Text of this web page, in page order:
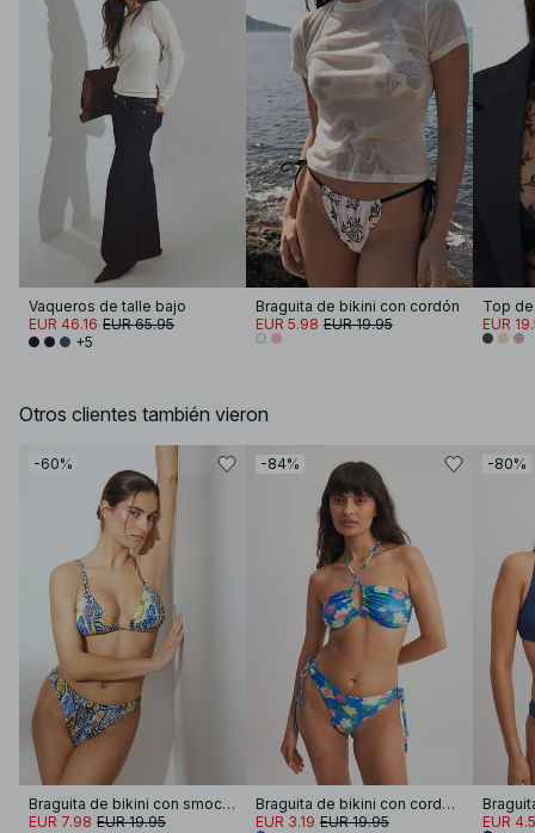
Vaqueros de talle bajo
EUR 46.16 EUR 65.95
+5
Braguita de bikini con cordón
EUR 5.98 EUR 19.95 EUR
Otros clientes también vieron
-60%
Braguita de bikini con smocks
EUR 7.98 EUR 19.95
-84%
Braguita de bikini con cordón doble
EUR 3.19 EUR 19.95
-80%
EUR